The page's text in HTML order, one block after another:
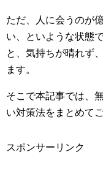
ただ、人に会うのが
い、といような状態
と、気持ちが晴れず
ます。
そこで本記事では、
い対策法をまとめて
スポンサーリンク